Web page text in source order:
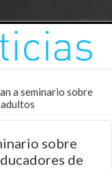
a seminario sobre
sobre
de